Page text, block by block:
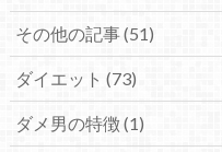
その他の記事 (51)
ダイエット (73)
ダメ男の特徴 (1)